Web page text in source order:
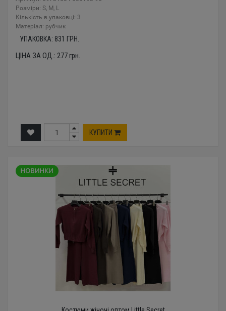
Розміри: S, M, L
Кількість в упаковці: 3
Mатеріал: рубчик
УПАКОВКА: 831 ГРН.
ЦІНА ЗА ОД.: 277грн.
КУПИТИ